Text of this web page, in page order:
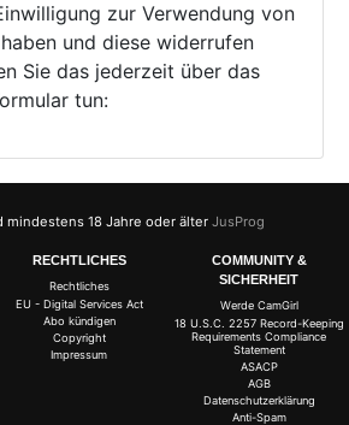
zur Verwendung von
und diese widerrufen
Sie das jederzeit über das
tun:
mindestens 18 Jahre oder älter JusProg
RECHTLICHES
Rechtliches
EU - Digital Services Act
Abo kündigen
Copyright
Impressum
COMMUNITY &
SICHERHEIT
Werde CamGirl
18 U.S.C. 2257 Record-Keeping
Requirements Compliance
Statement
ASACP
AGB
Datenschutzerklärung
Anti-Spam